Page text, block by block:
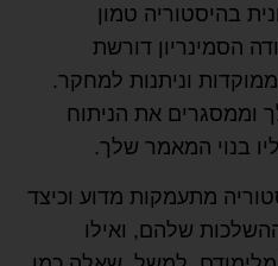
בהיסטוריה טמון
הסמינריון דורשת
וניתנות למחקר.
וממסגרים את הניתוח
בנוי המאמר שלך.
מתעמקות מדוע וכיצד
שלהם, ואילו